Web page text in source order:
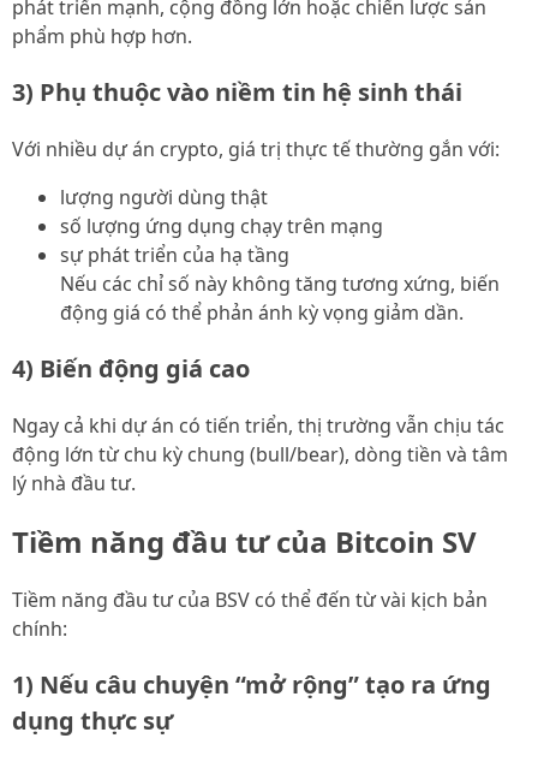
phát triển mạnh, cộng đồng lớn hoặc chiến lược sản
phẩm phù hợp hơn.
3) Phụ thuộc vào niềm tin hệ sinh thái
Với nhiều dự án crypto, giá trị thực tế thường gắn với:
lượng người dùng thật
số lượng ứng dụng chạy trên mạng
sự phát triển của hạ tầng
Nếu các chỉ số này không tăng tương xứng, biến
động giá có thể phản ánh kỳ vọng giảm dần.
4) Biến động giá cao
Ngay cả khi dự án có tiến triển, thị trường vẫn chịu tác
động lớn từ chu kỳ chung (bull/bear), dòng tiền và tâm
lý nhà đầu tư.
Tiềm năng đầu tư của Bitcoin SV
Tiềm năng đầu tư của BSV có thể đến từ vài kịch bản
chính:
1) Nếu câu chuyện “mở rộng” tạo ra ứng
dụng thực sự